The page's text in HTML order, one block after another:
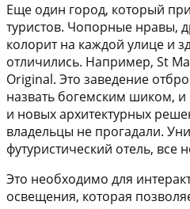
Еще один город, который
туристов. Чопорные нравы,
колорит на каждой улице и
отличились. Например, St
Original. Это заведение
назвать богемским шиком, и
и новых архитектурных
владельцы не прогадали.
футуристический отель, все
Это необходимо для
освещения, которая